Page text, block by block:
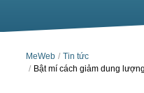
MeWeb
Tin tức
Bật mí cách giảm dung